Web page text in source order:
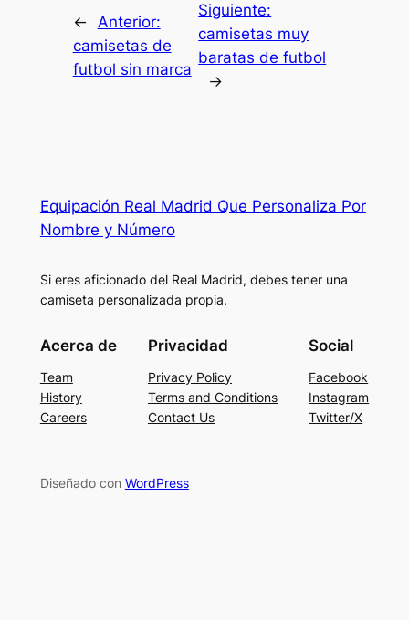
← Anterior:
camisetas de
futbol sin marca
Siguiente:
camisetas muy
baratas de futbol
→
Equipación Real Madrid Que Personaliza Por
Nombre y Número
Si eres aficionado del Real Madrid, debes tener una
camiseta personalizada propia.
Acerca de
Team
History
Careers
Privacidad
Privacy Policy
Terms and Conditions
Contact Us
Social
Facebook
Instagram
Twitter/X
Diseñado con WordPress